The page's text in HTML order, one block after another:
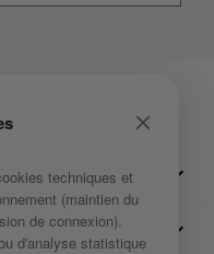
techniques et
(maintien du
de connexion).
d'analyse statistique

